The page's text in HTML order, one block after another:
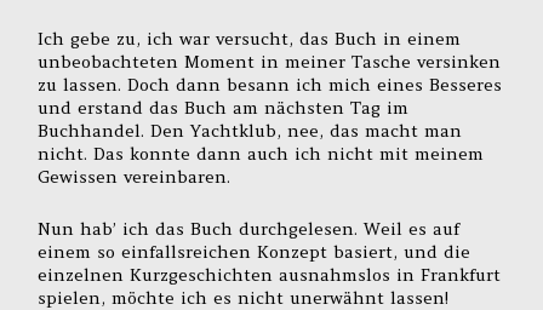
Ich gebe zu, ich war versucht, das Buch in einem
unbeobachteten Moment in meiner Tasche versinken
zu lassen. Doch dann besann ich mich eines Besseres
und erstand das Buch am nächsten Tag im
Buchhandel. Den Yachtklub, nee, das macht man
nicht. Das konnte dann auch ich nicht mit meinem
Gewissen vereinbaren.
Nun hab’ ich das Buch durchgelesen. Weil es auf
einem so einfallsreichen Konzept basiert, und die
einzelnen Kurzgeschichten ausnahmslos in Frankfurt
spielen, möchte ich es nicht unerwähnt lassen!